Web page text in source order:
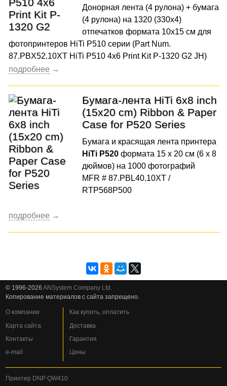
Донорная лента (4 рулона) + бумага
(4 рулона) на 1320 (330x4)
отпечатков формата 10x15 cм для
фотопринтеров HiTi P510 серии (Part Num.
87.PBX52.10XT HiTi P510 4x6 Print Kit P-1320 G2 JH)
Бумага-лента HiTi 6x8 inch
(15x20 cm) Ribbon & Paper
Case for P520 Series
Бумага и красящая лента принтера
HiTi P520 формата 15 x 20 см (6 x 8
дюймов) на 1000 фотографий
MFR # 87.PBL40.10XT /
RTP568P500
© 1996-2026ANSystem Company Ltd.
Копирование материалов с сайта запрещено.
О компании
Карта сайта
Контакты
e-mail
Как купить, оплатить
Доставка
Гарантия
Цены
Принтер DNP QW410